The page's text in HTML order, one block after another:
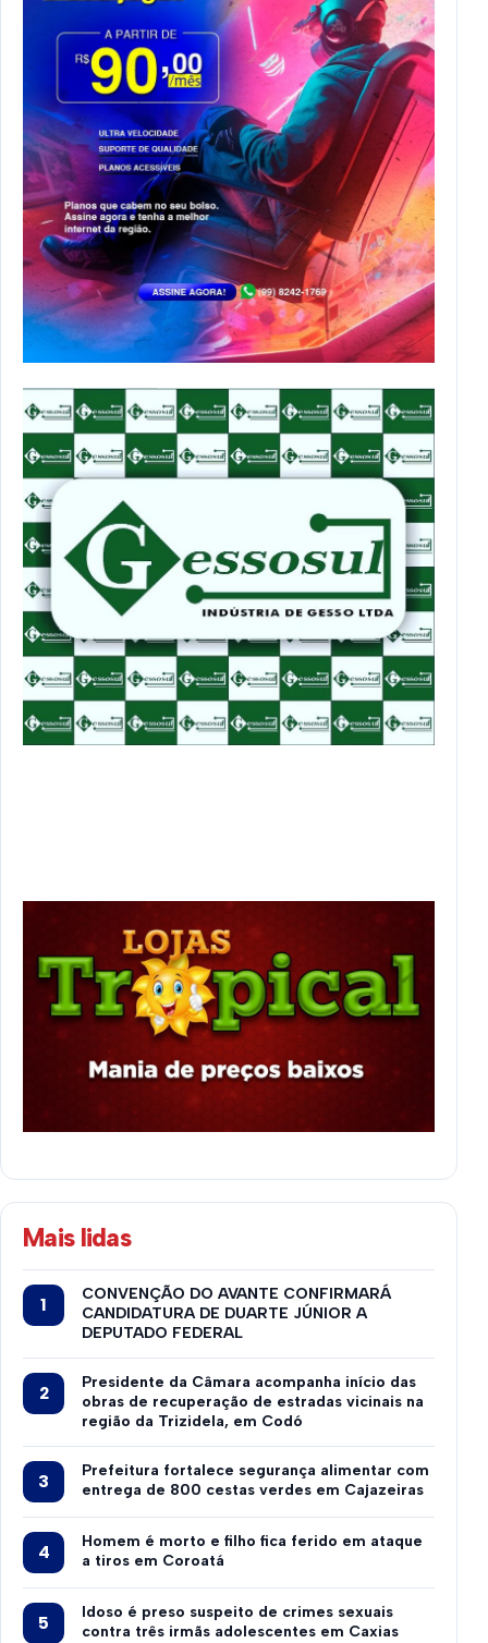
Mais lidas
CONVENÇÃO DO AVANTE CONFIRMARÁ
CANDIDATURA DE DUARTE JÚNIOR A
DEPUTADO FEDERAL
Presidente da Câmara acompanha início das
obras de recuperação de estradas vicinais na
região da Trizidela, em Codó
Prefeitura fortalece segurança alimentar com
entrega de 800 cestas verdes em Cajazeiras
Homem é morto e filho fica ferido em ataque
a tiros em Coroatá
Idoso é preso suspeito de crimes sexuais
contra três irmãs adolescentes em Caxias